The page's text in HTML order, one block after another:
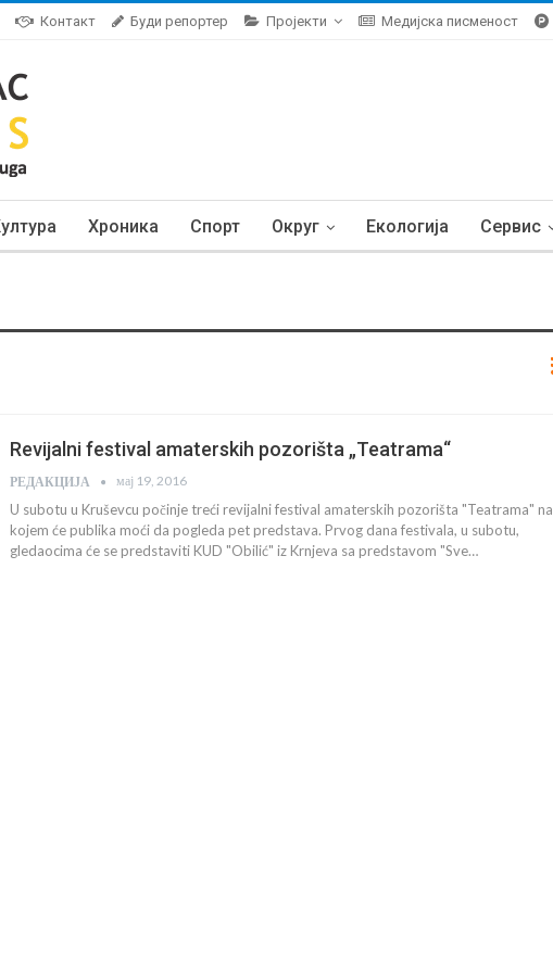
Контакт Буди репортер Пројекти Медијска писменост
Хроника Спорт Округ Екологија Сервис
Revijalni festival amaterskih pozorišta „Teatrama“
РЕДАКЦИЈА мај 19, 2016
U subotu u Kruševcu počinje treći revijalni festival amaterskih pozorišta "Teatrama" na
kojem će publika moći da pogleda pet predstava. Prvog dana festivala, u subotu,
gledaocima će se predstaviti KUD "Obilić" iz Krnjeva sa predstavom "Sve…